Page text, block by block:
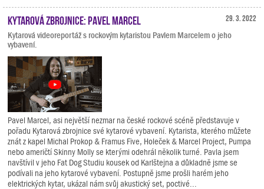
29. 3. 2022
Kytarová zbrojnice: Pavel Marcel
Kytarová videoreportáž s rockovým kytaristou Pavlem Marcelem o jeho
vybavení.
Pavel Marcel, asi největší nezmar na české rockové scéně představuje v
pořadu Kytarová zbrojnice své kytarové vybavení. Kytarista, kterého můžete
znát z kapel Michal Prokop & Framus Five, Holeček & Marcel Project, Pumpa
nebo američtí Skinny Molly se kterými odehrál několik turné. Pavla jsem
navštívil v jeho Fat Dog Studiu kousek od Karlštejna a důkladně jsme se
podívali na jeho kytarové vybavení. Postupně jsme prošli harém jeho
elektrických kytar, ukázal nám svůj akustický set, poctivé...